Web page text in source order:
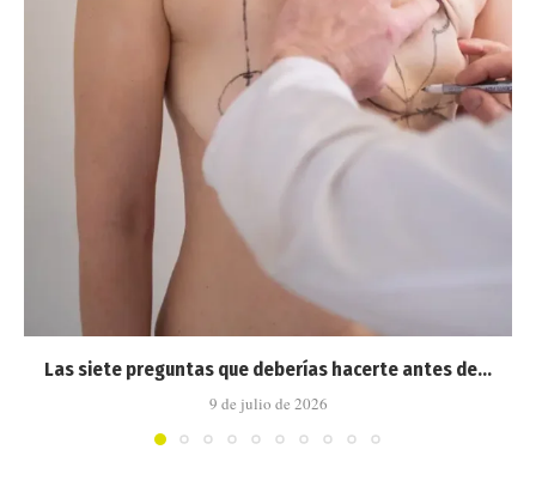
Las siete preguntas que deberías hacerte antes de...
9 de julio de 2026